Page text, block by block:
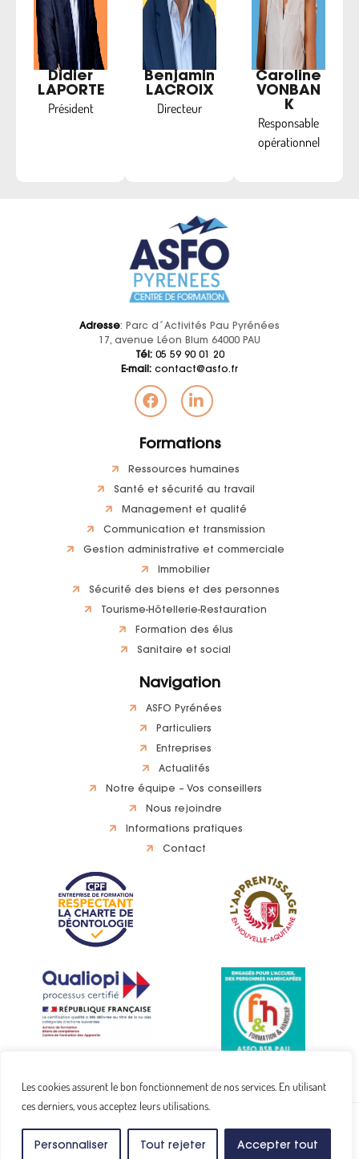
Les cookies assurent le bon fonctionnement de nos services. En utilisant
ces derniers, vous acceptez leurs utilisations.
Personnaliser Tout rejeter Accepter tout
Didier
LAPORTE
Président
Benjamin
LACROIX
Directeur
Caroline
VONBAN
K
Responsable
opérationnel
Adresse: Parc d´Activités Pau Pyrénées
17, avenue Léon Blum 64000 PAU
Tél:05 59 90 01 20
E-mail: contact@asfo.fr
Formations
Ressources humaines
Santé et sécurité au travail
Management et qualité
Communication et transmission
Gestion administrative et commerciale
Immobilier
Sécurité des biens et des personnes
Tourisme-Hôtellerie-Restauration
Formation des élus
Sanitaire et social
Navigation
ASFO Pyrénées
Particuliers
Entreprises
Actualités
Notre équipe – Vos conseillers
Nous rejoindre
Informations pratiques
Contact
Copyright © 2024
Site réalisé parMiddleweb